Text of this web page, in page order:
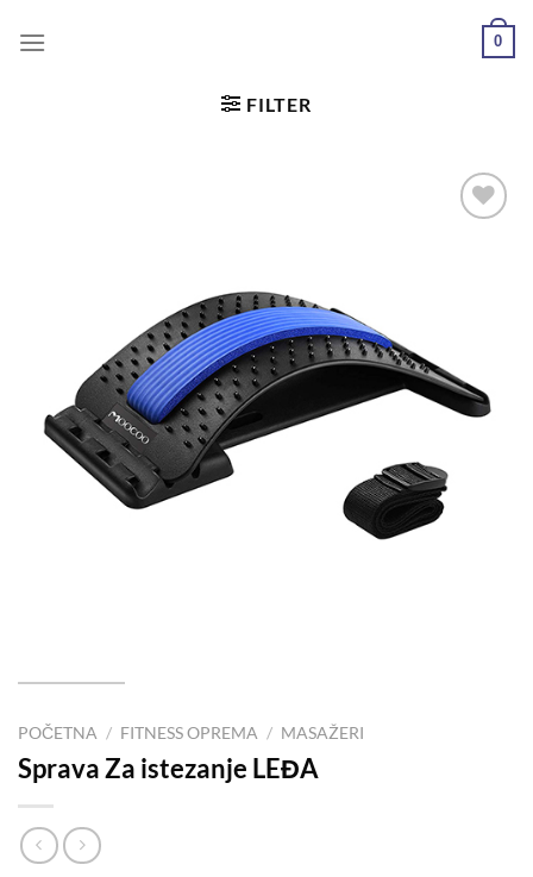
0
FILTER
POČETNA / FITNESS OPREMA / MASAŽERI
Sprava Za istezanje LEĐA